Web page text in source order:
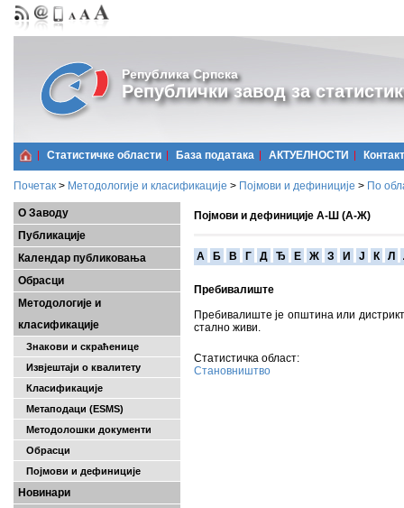
Република Српска
Републички завод за
Статистичке области Базa података АКТУЕЛНОСТИ Контакт
Почетак > Методологије и класификације > Појмови и дефиниције > По
О Заводу
Публикације
Календар публиковања
Обрасци
Методологије и
класификације
Знакови и скраћенице
Извјештаји о квалитету
Класификације
Метаподаци (ESMS)
Методолошки документи
Обрасци
Појмови и дефиниције
Новинари
Појмови и дефиниције А-Ш (А-Ж)
A Б В Г Д Ђ Е Ж З И Ј К Л
Пребивалиште
Пребивалиште је општина или
стално живи.
Статистичка област:
Становништво